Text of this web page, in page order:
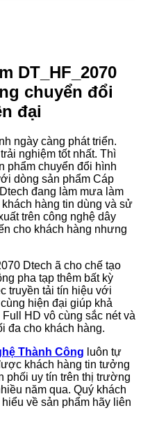
DT_HF_2070
chuyển đổi
đại
ngày càng phát triển.
nghiệm tốt nhất. Thì
phẩm chuyển đổi hình
dòng sản phẩm Cáp
đang làm mưa làm
hàng tin dùng và sử
trên công nghệ dây
cho khách hàng nhưng
Dtech ã cho chế tạo
pha tạp thêm bất kỳ
truyền tải tín hiệu với
hiện đại giúp khả
HD vô cùng sắc nét và
đa cho khách hàng.
Thành Công luôn tự
khách hàng tin tưởng
phối uy tín trên thị trường
năm qua. Quý khách
về sản phẩm hãy liên